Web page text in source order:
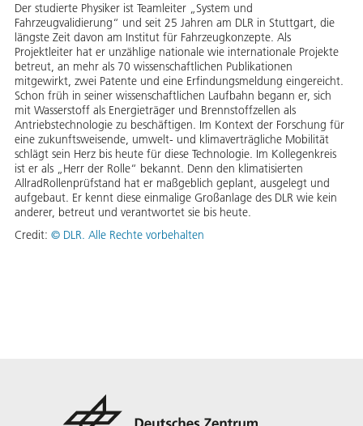
Der studierte Physiker ist Teamleiter „System und
Fahrzeugvalidierung“ und seit 25 Jahren am DLR in Stuttgart, die
längste Zeit davon am Institut für Fahrzeugkonzepte. Als
Projektleiter hat er unzählige nationale wie internationale Projekte
betreut, an mehr als 70 wissenschaftlichen Publikationen
mitgewirkt, zwei Patente und eine Erfindungsmeldung eingereicht.
Schon früh in seiner wissenschaftlichen Laufbahn begann er, sich
mit Wasserstoff als Energieträger und Brennstoffzellen als
Antriebstechnologie zu beschäftigen. Im Kontext der Forschung für
eine zukunftsweisende, umwelt- und klimaverträgliche Mobilität
schlägt sein Herz bis heute für diese Technologie. Im Kollegenkreis
ist er als „Herr der Rolle“ bekannt. Denn den klimatisierten
AllradRollenprüfstand hat er maßgeblich geplant, ausgelegt und
aufgebaut. Er kennt diese einmalige Großanlage des DLR wie kein
anderer, betreut und verantwortet sie bis heute.
Credit: © DLR. Alle Rechte vorbehalten